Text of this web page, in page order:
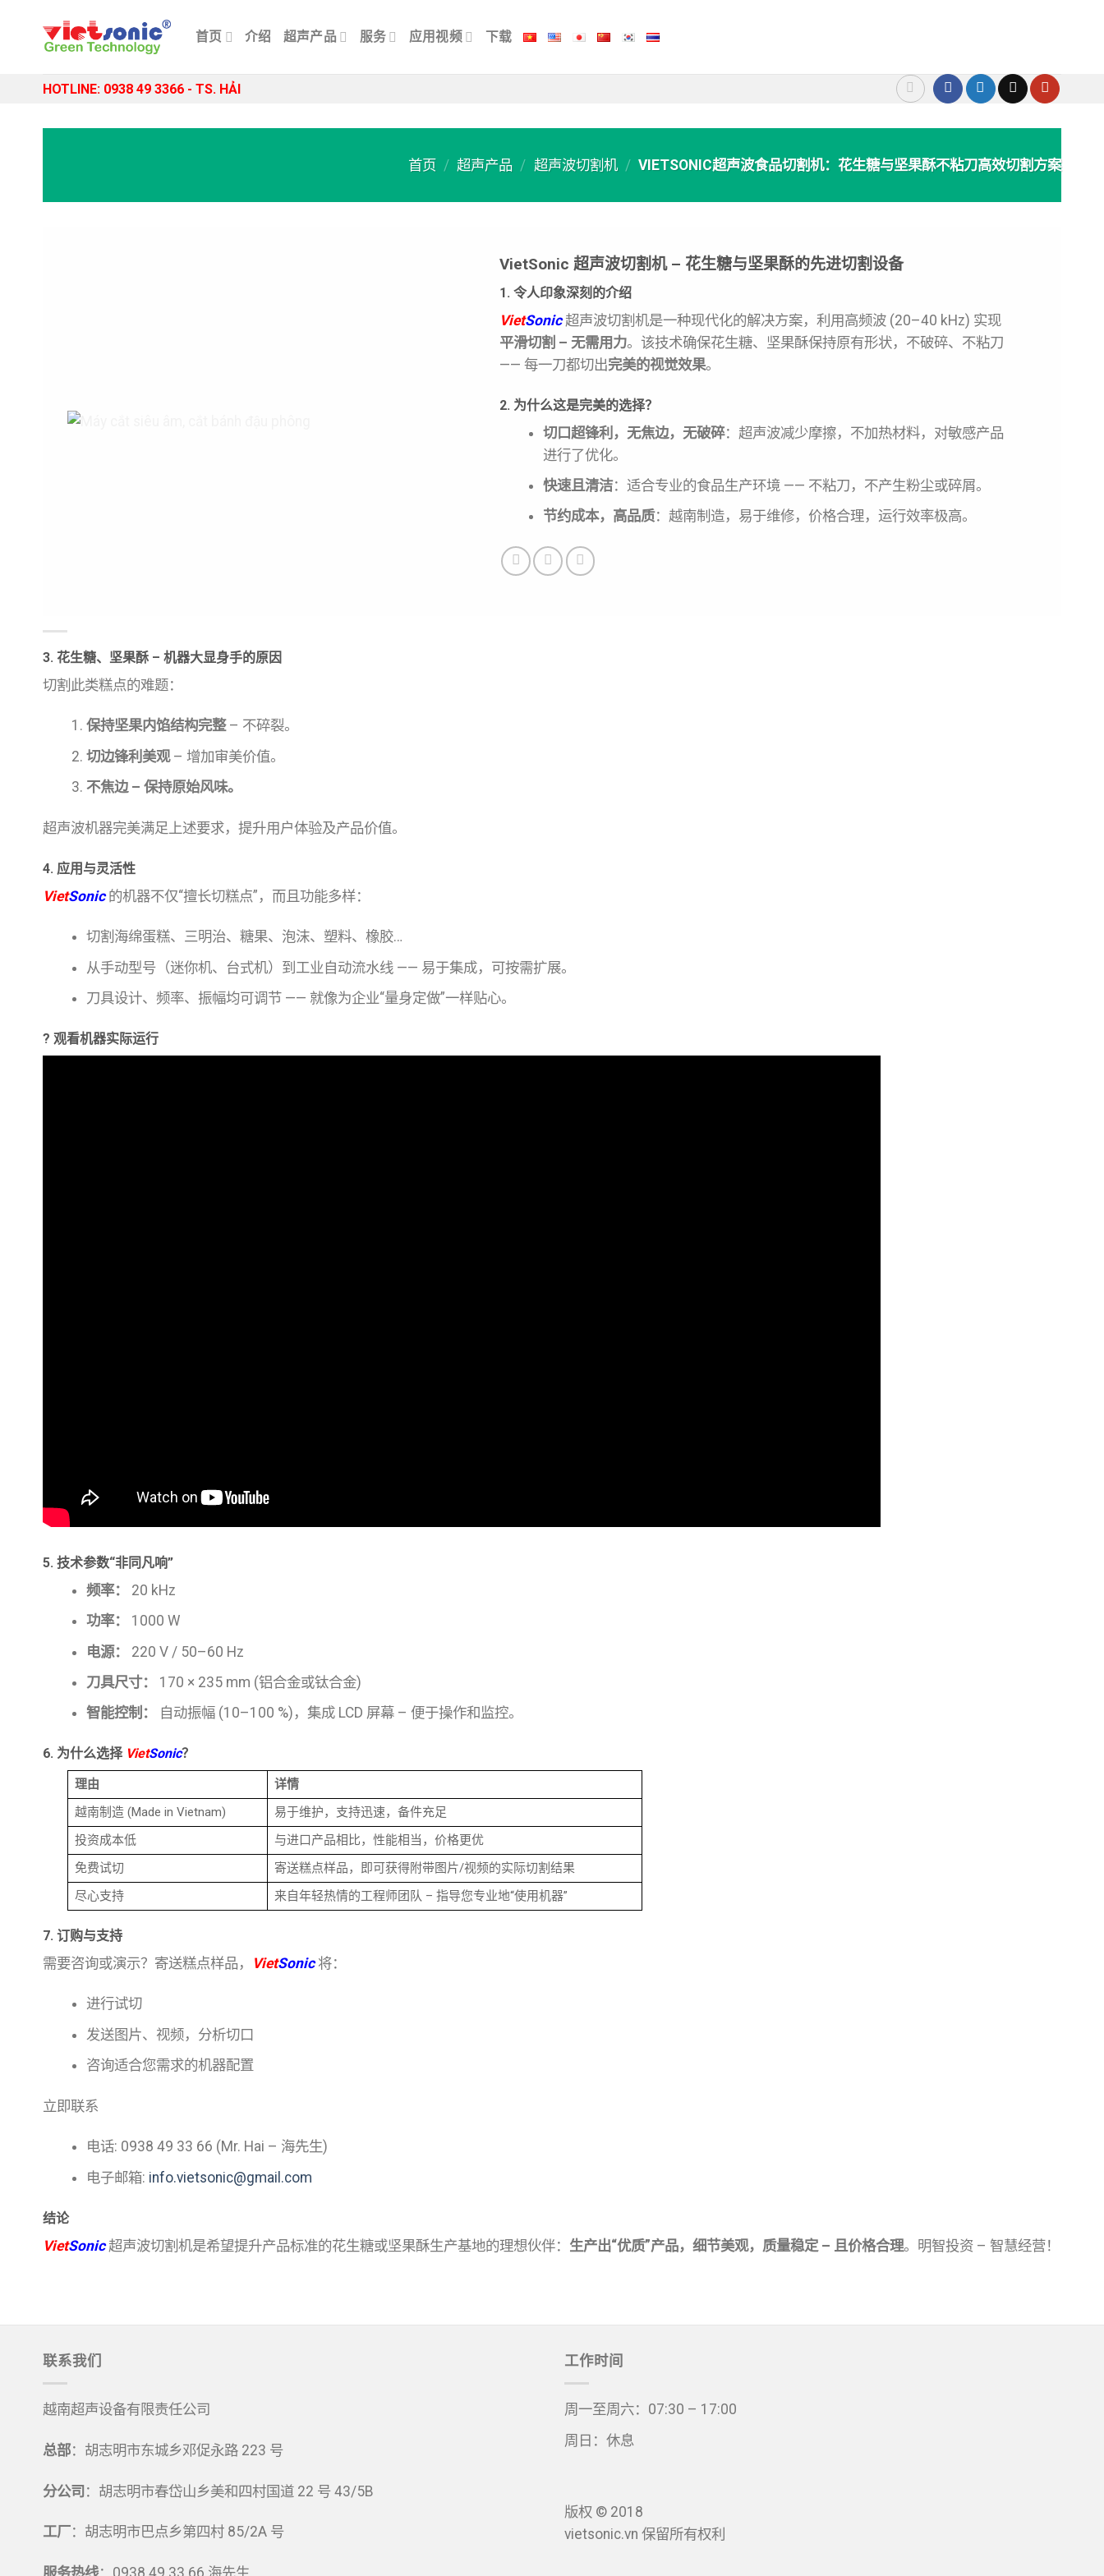
content
首页 介绍 超声产品 服务 应用视频 下载
HOTLINE: 0938 49 3366 - TS. HẢI
首页 / 超声产品 / 超声波切割机 / VIETSONIC超声波食品切割机：花生糖与坚果酥不粘刀高效切割方案
VietSonic 超声波切割机 – 花生糖与坚果酥的先进切割设备
1. 令人印象深刻的介绍
VietSonic超声波切割机是一种现代化的解决方案，利用高频波 (20–40 kHz) 实现
平滑切割 – 无需用力。该技术确保花生糖、坚果酥保持原有形状，不破碎、不粘刀
—— 每一刀都切出完美的视觉效果。
2. 为什么这是完美的选择？
切口超锋利，无焦边，无破碎：超声波减少摩擦，不加热材料，对敏感产品
进行了优化。
快速且清洁：适合专业的食品生产环境 —— 不粘刀，不产生粉尘或碎屑。
节约成本，高品质：越南制造，易于维修，价格合理，运行效率极高。
3. 花生糖、坚果酥 – 机器大显身手的原因
切割此类糕点的难题：
保持坚果内馅结构完整– 不碎裂。
切边锋利美观– 增加审美价值。
不焦边 – 保持原始风味。
超声波机器完美满足上述要求，提升用户体验及产品价值。
4. 应用与灵活性
VietSonic的机器不仅“擅长切糕点”，而且功能多样：
切割海绵蛋糕、三明治、糖果、泡沫、塑料、橡胶…
从手动型号（迷你机、台式机）到工业自动流水线 —— 易于集成，可按需扩展。
刀具设计、频率、振幅均可调节 —— 就像为企业“量身定做”一样贴心。
? 观看机器实际运行
5. 技术参数“非同凡响”
频率：
20 kHz
功率：
1000 W
电源：
220 V / 50–60 Hz
刀具尺寸：
170 × 235 mm (铝合金或钛合金)
智能控制：
自动振幅 (10–100 %)，集成 LCD 屏幕 – 便于操作和监控。
6. 为什么选择 VietSonic？
理由
详情
越南制造 (Made in Vietnam)
易于维护，支持迅速，备件充足
投资成本低
与进口产品相比，性能相当，价格更优
免费试切
寄送糕点样品，即可获得附带图片/视频的实际切割结果
尽心支持
来自年轻热情的工程师团队 – 指导您专业地“使用机器”
7. 订购与支持
需要咨询或演示？寄送糕点样品， VietSonic将：
进行试切
发送图片、视频，分析切口
咨询适合您需求的机器配置
立即联系
电话: 0938 49 33 66 (Mr. Hai – 海先生)
电子邮箱: info.vietsonic@gmail.com
结论
VietSonic超声波切割机是希望提升产品标准的花生糖或坚果酥生产基地的理想伙伴： 生产出“优质”产品，细节美观，质量稳定 – 且价格合理。明智投资 – 智慧经营！
联系我们
越南超声设备有限责任公司
总部：胡志明市东城乡邓促永路 223 号
分公司 ：胡志明市春岱山乡美和四村国道 22 号 43/5B
工厂：胡志明市巴点乡第四村 85/2A 号
服务热线：0938 49 33 66 海先生
工作时间
周一至周六：07:30 – 17:00
周日：休息
版权 © 2018
vietsonic.vn 保留所有权利